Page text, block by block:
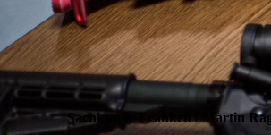
Sachkunde Franken/Martin